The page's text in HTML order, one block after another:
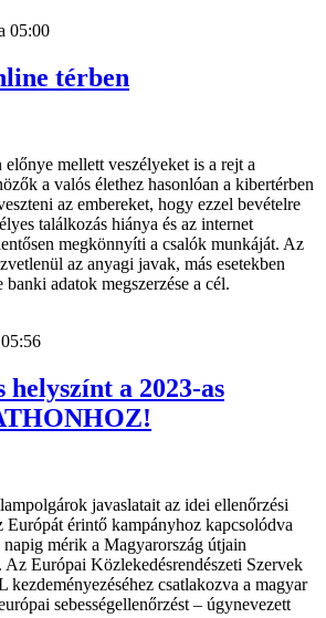
05:00
térben
mellett veszélyeket is a rejt a
a valós élethez hasonlóan a kibertérben
az embereket, hogy ezzel bevételre
találkozás hiánya és az internet
megkönnyíti a csalók munkáját. Az
az anyagi javak, más esetekben
adatok megszerzése a cél.
a 2023-as
javaslatait az idei ellenőrzési
Európát érintő kampányhoz kapcsolódva
mérik a Magyarország útjain
Az Európai Közlekedésrendészeti Szervek
csatlakozva a magyar
sebességellenőrzést – úgynevezett